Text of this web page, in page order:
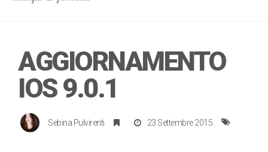
AGGIORNAMENTO
IOS 9.0.1
Sebina Pulvirenti 23 Settembre 2015